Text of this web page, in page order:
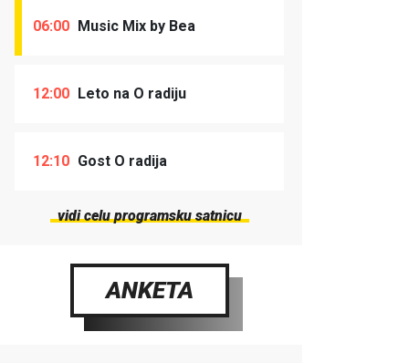
06:00 Music Mix by Bea
12:00 Leto na O radiju
12:10 Gost O radija
vidi celu programsku satnicu
ANKETA